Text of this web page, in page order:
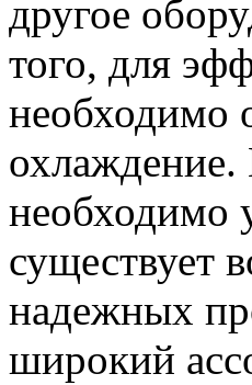
другое
того, для
необходимо
необходимо
существует
надежных
широкий